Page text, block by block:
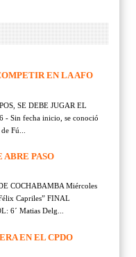
EN LA AFO
SE DEBE JUGAR EL
- Sin fecha inicio, se conoció
Fú...
ABRE PASO
COCHABAMBA Miércoles
Capriles” FINAL
6´ Matias Delg...
EN EL CPDO